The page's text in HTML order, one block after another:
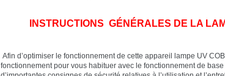
INSTRUCTIONS GÉNÉRALES DE LA
Afin d’optimiser le fonctionnement de cette appareil lampe UV
fonctionnement pour vous habituer avec le fonctionnement de